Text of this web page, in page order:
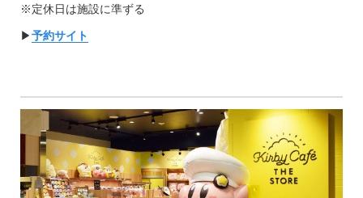
※定休日は施設に準ずる
▶︎予約サイト